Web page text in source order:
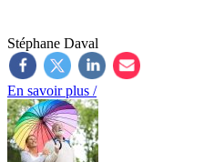
Stéphane Daval
En savoir plus /